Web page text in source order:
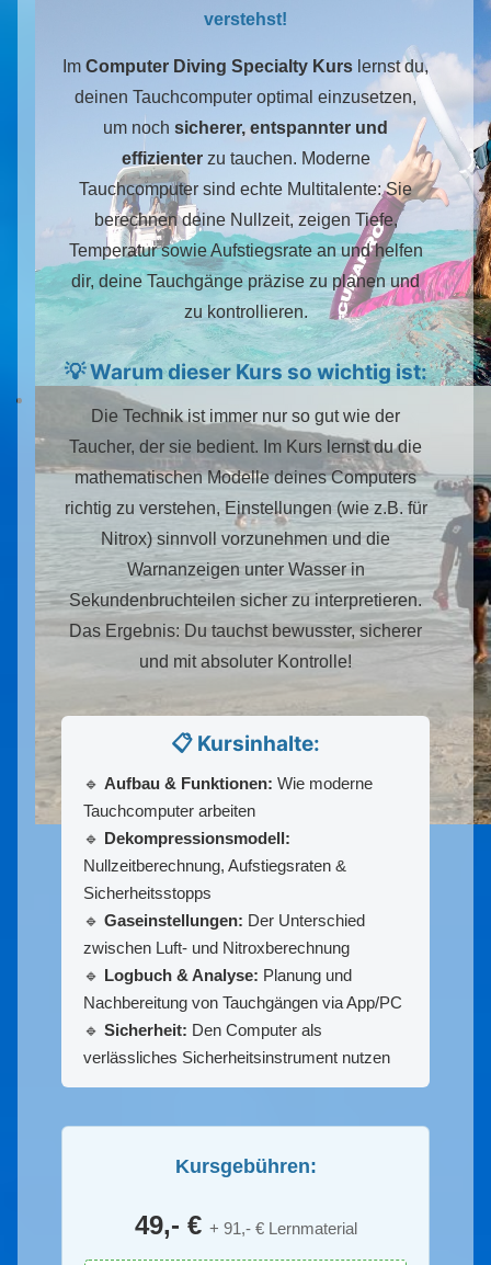
verstehst!
Im Computer Diving Specialty Kurs lernst du,
deinen Tauchcomputer optimal einzusetzen,
um noch sicherer, entspannter und
effizienterzu tauchen. Moderne
Tauchcomputer sind echte Multitalente: Sie
berechnen deine Nullzeit, zeigen Tiefe,
Temperatur sowie Aufstiegsrate an und helfen
dir, deine Tauchgänge präzise zu planen und
zu kontrollieren.
💡 Warum dieser Kurs so wichtig ist:
Die Technik ist immer nur so gut wie der
Taucher, der sie bedient. Im Kurs lernst du die
mathematischen Modelle deines Computers
richtig zu verstehen, Einstellungen (wie z.B. für
Nitrox) sinnvoll vorzunehmen und die
Warnanzeigen unter Wasser in
Sekundenbruchteilen sicher zu interpretieren.
Das Ergebnis: Du tauchst bewusster, sicherer
und mit absoluter Kontrolle!
📋 Kursinhalte:
🔹 Aufbau & Funktionen: Wie moderne
Tauchcomputer arbeiten
🔹 Dekompressionsmodell:
Nullzeitberechnung, Aufstiegsraten &
Sicherheitsstopps
🔹 Gaseinstellungen: Der Unterschied
zwischen Luft- und Nitroxberechnung
🔹 Logbuch & Analyse: Planung und
Nachbereitung von Tauchgängen via App/PC
🔹 Sicherheit: Den Computer als
verlässliches Sicherheitsinstrument nutzen
Kursgebühren:
49,- € + 91,- € Lernmaterial